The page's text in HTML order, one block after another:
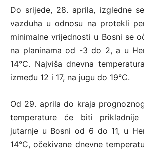
Do srijede, 28. aprila, izgledne
vazduha u odnosu na protekli
minimalne vrijednosti u Bosni se
na planinama od -3 do 2, a u
14°C. Najviša dnevna
između 12 i 17, na jugu do 19°C.
Od 29. aprila do kraja
temperature će biti prikladnije
jutarnje u Bosni od 6 do 11, u
14°C, očekivane dnevne